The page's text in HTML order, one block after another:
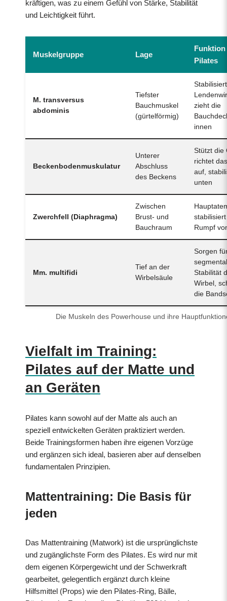
kräftigen, was zu einem Gefühl von Stärke, Stabilität
und Leichtigkeit führt.
Die Muskeln des Powerhouse und ihre
Muskelgruppe Lage
Funktion
Pilates
M. transversus
abdominis
Tiefster
Bauchmuskel
(gürtelförmig)
zieht die
innen
Beckenbodenmuskulatur
Unterer
Abschluss
des Beckens
Stützt die
richtet
auf,
unten
Zwerchfell (Diaphragma)
Zwischen
Brust- und
Bauchraum
Rumpf
Mm. multifidi
Tief an der
Wirbelsäule
Sorgen
Stabilität
Wirbel,
die
Vielfalt im Training:
Pilates auf der Matte und
an Geräten
Pilates kann sowohl auf der Matte als auch an
speziell entwickelten Geräten praktiziert werden.
Beide Trainingsformen haben ihre eigenen Vorzüge
und ergänzen sich ideal, basieren aber auf denselben
fundamentalen Prinzipien.
Mattentraining: Die Basis für
jeden
Das Mattentraining (Matwork) ist die ursprünglichste
und zugänglichste Form des Pilates. Es wird nur mit
dem eigenen Körpergewicht und der Schwerkraft
gearbeitet, gelegentlich ergänzt durch kleine
Hilfsmittel (Props) wie den Pilates-Ring, Bälle,